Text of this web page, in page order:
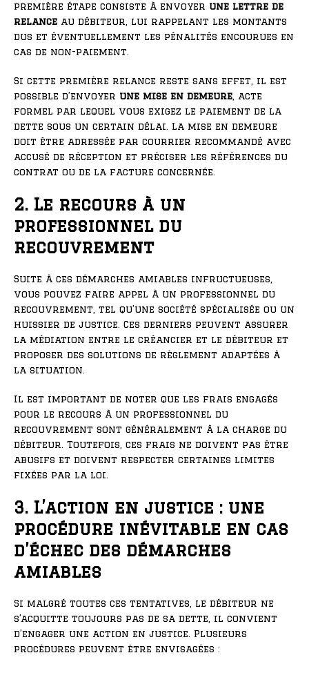
première étape consiste à envoyer une lettre de
relance au débiteur, lui rappelant les montants
dus et éventuellement les pénalités encourues en
cas de non-paiement.
Si cette première relance reste sans effet, il est
possible d’envoyer une mise en demeure , acte
formel par lequel vous exigez le paiement de la
dette sous un certain délai. La mise en demeure
doit être adressée par courrier recommandé avec
accusé de réception et préciser les références du
contrat ou de la facture concernée.
2. Le recours à un
professionnel du
recouvrement
Suite à ces démarches amiables infructueuses,
vous pouvez faire appel à un professionnel du
recouvrement, tel qu’une société spécialisée ou un
huissier de justice. Ces derniers peuvent assurer
la médiation entre le créancier et le débiteur et
proposer des solutions de règlement adaptées à
la situation.
Il est important de noter que les frais engagés
pour le recours à un professionnel du
recouvrement sont généralement à la charge du
débiteur. Toutefois, ces frais ne doivent pas être
abusifs et doivent respecter certaines limites
fixées par la loi.
3. L’action en justice : une
procédure inévitable en cas
d’échec des démarches
amiables
Si malgré toutes ces tentatives, le débiteur ne
s’acquitte toujours pas de sa dette, il convient
d’engager une action en justice. Plusieurs
procédures peuvent être envisagées :